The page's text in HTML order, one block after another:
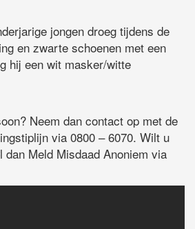
jongen droeg tijdens de
en zwarte schoenen met een
hij een wit masker/witte
Neem dan contact op met de
via 0800 – 6070. Wilt u
dan Meld Misdaad Anoniem via